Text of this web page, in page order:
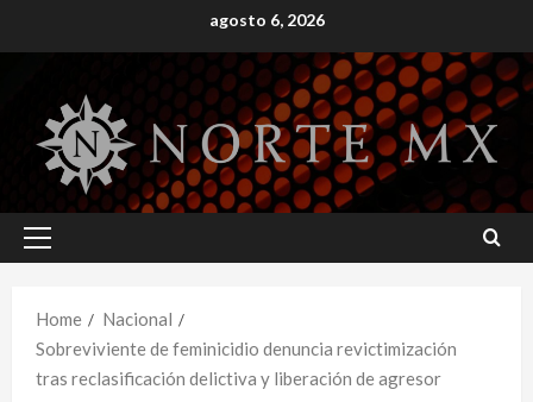
to
agosto 6, 2026
Primary
Home
Nacional
Sobreviviente de feminicidio denuncia revictimización
tras reclasificación delictiva y liberación de agresor